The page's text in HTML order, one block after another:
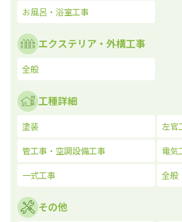
お風呂・浴室工事
エクステリア・外構工事
全般
工種詳細
塗装 左官
管工事・空調設備工事 電気
一式工事 全般
その他